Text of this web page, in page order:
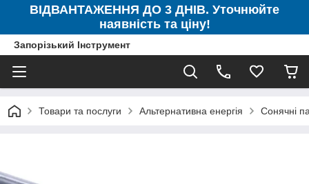
ВІДВАНТАЖЕННЯ ДО 3 ДНІВ. Уточнюйте
наявність та ціну!
Запорізький Інструмент
Товари та послуги Альтернативна енергія Сонячні